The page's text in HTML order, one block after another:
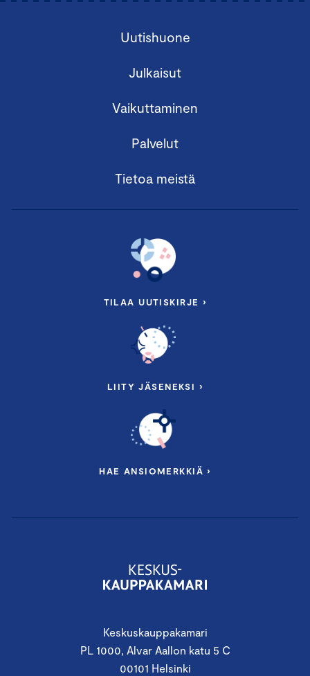
Keskuskauppakamari
PL 1000, Alvar Aallon katu 5 C
00101 Helsinki
Uutishuone
Julkaisut
Vaikuttaminen
Palvelut
Tietoa meistä
TILAA UUTISKIRJE ›
LIITY JÄSENEKSI ›
HAE ANSIOMERKKIÄ ›